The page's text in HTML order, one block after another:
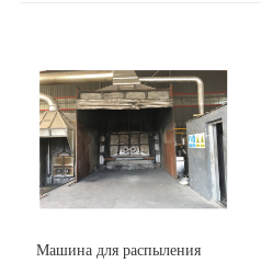
Машина для распыления